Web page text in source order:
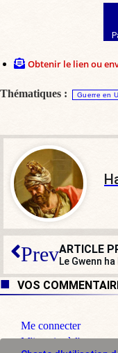
Obtenir le lien ou
Thématiques : Guerre en
Prev
VOS
Me connecter
M'inscrire à l'espace